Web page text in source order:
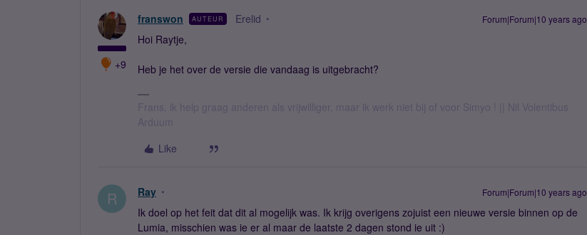
+9
franswon AUTEUR Erelid Forum|Forum|10 years ago
Hoi Raytje,
Heb je het over de versie die vandaag is uitgebracht?
Frans, ik help graag anderen als vrijwilliger, maar ik werk niet bij of voor Simyo ! || Nil Volentibus
Arduum
Like
R Ray Forum|Forum|10 years ago
Ik doel op het feit dat dit al mogelijk was. Ik krijg overigens zojuist een nieuwe versie binnen op de
Lumia, misschien was ie er al maar de laatste 2 dagen stond ie uit :)